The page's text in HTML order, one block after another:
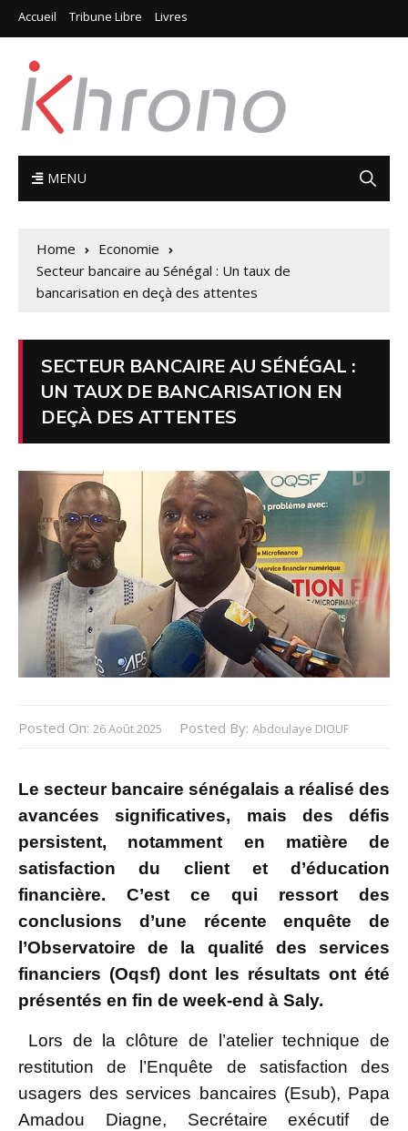
Accueil Tribune Libre Livres
MENU
Home
Economie
Secteur bancaire au Sénégal : Un taux de
bancarisation en deçà des attentes
SECTEUR BANCAIRE AU SÉNÉGAL :
UN TAUX DE BANCARISATION EN
DEÇÀ DES ATTENTES
Posted On: 26 Août 2025 Posted By: Abdoulaye DIOUF
Le secteur bancaire sénégalais a réalisé des
avancées significatives, mais des défis
persistent, notamment en matière de
satisfaction du client et d’éducation
financière. C’est ce qui ressort des
conclusions d’une récente enquête de
l’Observatoire de la qualité des services
financiers (Oqsf) dont les résultats ont été
présentés en fin de week-end à Saly.
Lors de la clôture de l’atelier technique de
restitution de l’Enquête de satisfaction des
usagers des services bancaires (Esub), Papa
Amadou Diagne, Secrétaire exécutif de